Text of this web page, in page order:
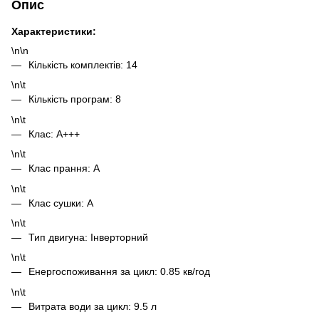
Опис
Характеристики:
\n\n
Кількість комплектів: 14
\n\t
Кількість програм: 8
\n\t
Клас: А+++
\n\t
Клас прання: А
\n\t
Клас сушки: А
\n\t
Тип двигуна: Інверторний
\n\t
Енергоспоживання за цикл: 0.85 кв/год
\n\t
Витрата води за цикл: 9.5 л